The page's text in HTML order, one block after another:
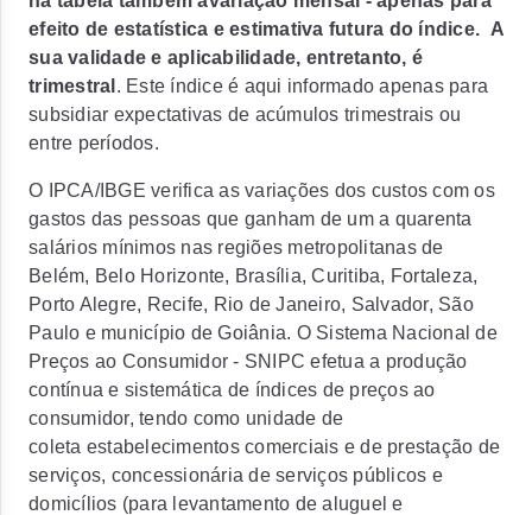
efeito de estatística e estimativa futura do índice. A
sua validade e aplicabilidade, entretanto, é
trimestral . Este índice é aqui informado apenas para
subsidiar expectativas de acúmulos trimestrais ou
entre períodos.
O IPCA/IBGE verifica as variações dos custos com os
gastos das pessoas que ganham de um a quarenta
salários mínimos nas regiões metropolitanas de
Belém, Belo Horizonte, Brasília, Curitiba, Fortaleza,
Porto Alegre, Recife, Rio de Janeiro, Salvador, São
Paulo e município de Goiânia. O Sistema Nacional de
Preços ao Consumidor - SNIPC efetua a produção
contínua e sistemática de índices de preços ao
consumidor, tendo como unidade de
coleta estabelecimentos comerciais e de prestação de
serviços, concessionária de serviços públicos e
domicílios (para levantamento de aluguel e